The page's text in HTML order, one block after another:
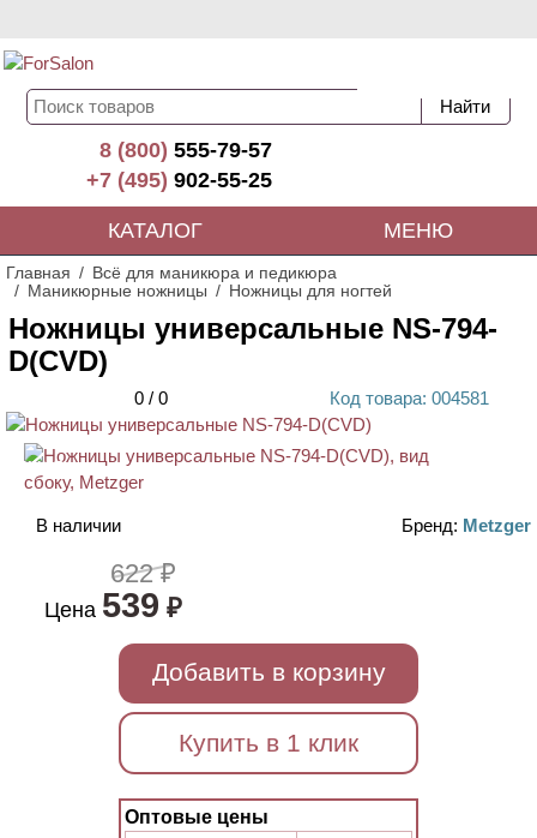
8 (800)555-79-57
+7 (495)902-55-25
КАТАЛОГ МЕНЮ
Главная
Всё для маникюра и педикюра
Маникюрные ножницы
Ножницы для ногтей
Ножницы универсальные NS-794-
D(CVD)
0 / 0 Код товара: 004581
АКЦИЯ
В наличии Бренд: Metzger
622 ₽
Цена 539 ₽
Добавить в корзину
Купить в 1 клик
Оптовые цены